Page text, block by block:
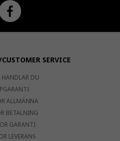
SERVICE
HANDLAR DU
ALLMÄNNA
BETALNING
GARANTI
LEVERANS